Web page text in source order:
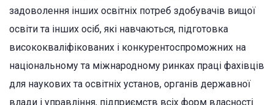
задоволення інших освітніх потреб здобувачів вищої
освіти та інших осіб, які навчаються, підготовка
висококваліфікованих і конкурентоспроможних на
національному та міжнародному ринках праці фахівців
для наукових та освітніх установ, органів державної
влади і управління, підприємств всіх форм власності